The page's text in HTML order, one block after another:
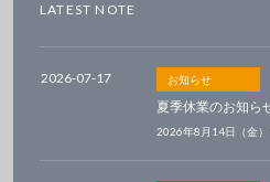
LATEST NOTE
2026-07-17 お知らせ
夏季休業のお知ら
2026年8月14日（金）